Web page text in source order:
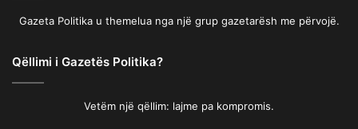
Gazeta Politika u themelua nga një grup gazetarësh me përvojë.
Qëllimi i Gazetës Politika?
Vetëm një qëllim: lajme pa kompromis.